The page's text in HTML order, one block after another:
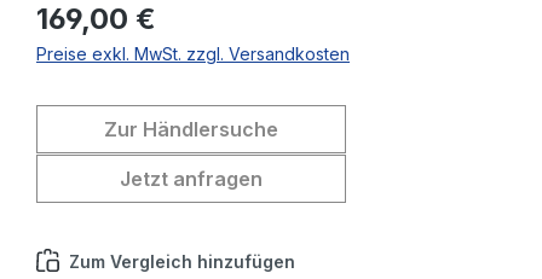
169,00 €
Preise exkl. MwSt. zzgl. Versandkosten
Zur Händlersuche
Jetzt anfragen
Zum Vergleich hinzufügen